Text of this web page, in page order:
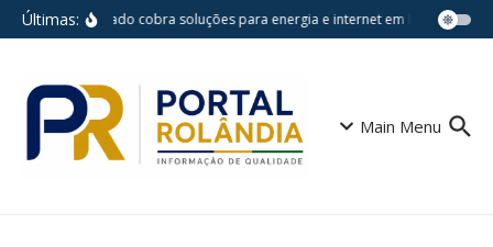
Ir para o conteúdo
Últimas:Deputado cobra soluções para energia e internet em bairros de
Main Menu